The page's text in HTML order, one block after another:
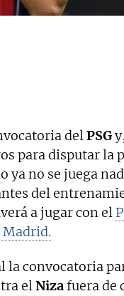
delPSG
para disputar la
ya no se juega
del
a jugar con el
Madrid.
la convocatoria
elNizafuera de